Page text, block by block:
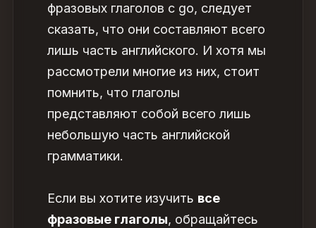
фразовых глаголов с go, следует
сказать, что они составляют всего
лишь часть английского. И хотя мы
рассмотрели многие из них, стоит
помнить, что глаголы
представляют собой всего лишь
небольшую часть английской
грамматики.
Если вы хотите изучить все
фразовые глаголы, обращайтесь